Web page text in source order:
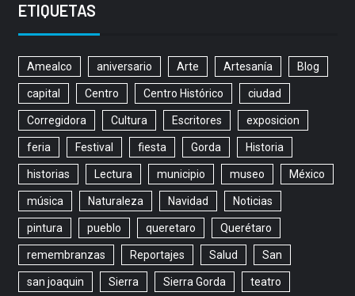
ETIQUETAS
Amealco aniversario Arte Artesanía Blog
capital Centro Centro Histórico ciudad
Corregidora Cultura Escritores exposicion
feria Festival fiesta Gorda Historia
historias Lectura municipio museo México
música Naturaleza Navidad Noticias
pintura pueblo queretaro Querétaro
remembranzas Reportajes Salud San
san joaquin Sierra Sierra Gorda teatro